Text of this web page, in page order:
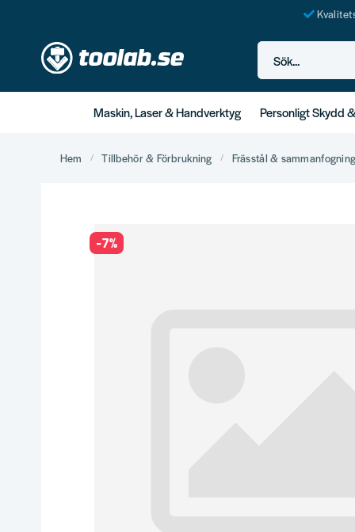
Sök...
Maskin, Laser & Handverktyg Personligt Skydd
Hem Tillbehör & Förbrukning Frässtål & sammanfogning
-7%